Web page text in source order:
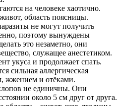
на человеке хаотично.
область поясницы.
не могут получить
поэтому вынуждены
это незаметно, они
служащее анестетиком.
укуса и продолжает спать.
сильная аллергическая
жжением и отёками.
не единичны. Они
около 5 см друг от друга.